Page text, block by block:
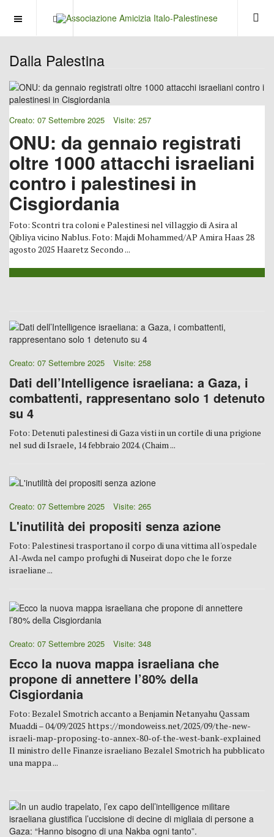
OFF CANVAS
Dalla Palestina
Creato: 07 Settembre 2025 Visite: 257
ONU: da gennaio registrati
oltre 1000 attacchi israeliani
contro i palestinesi in
Cisgiordania
Foto: Scontri tra coloni e Palestinesi nel villaggio di Asira al
Qibliya vicino Nablus. Foto: Majdi Mohammed/AP Amira Haas 28
agosto 2025 Haaretz Secondo ...
Creato: 07 Settembre 2025 Visite: 258
Dati dell’Intelligence israeliana: a Gaza, i
combattenti, rappresentano solo 1 detenuto
su 4
Foto: Detenuti palestinesi di Gaza visti in un cortile di una prigione
nel sud di Israele, 14 febbraio 2024. (Chaim ...
Creato: 07 Settembre 2025 Visite: 265
L'inutilità dei propositi senza azione
Foto: Palestinesi trasportano il corpo di una vittima all'ospedale
Al-Awda nel campo profughi di Nuseirat dopo che le forze
israeliane ...
Creato: 07 Settembre 2025 Visite: 348
Ecco la nuova mappa israeliana che
propone di annettere l’80% della
Cisgiordania
Foto: Bezalel Smotrich accanto a Benjamin Netanyahu Qassam
Muaddi – 04/09/2025 https://mondoweiss.net/2025/09/the-new-
israeli-map-proposing-to-annex-80-of-the-west-bank-explained
Il ministro delle Finanze israeliano Bezalel Smotrich ha pubblicato
una mappa ...